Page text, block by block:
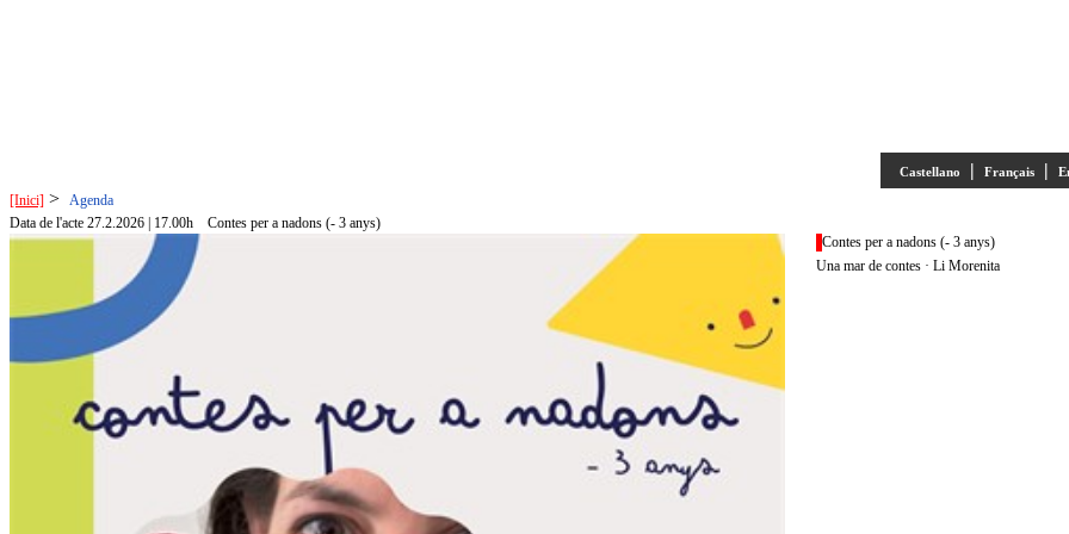
Castellano | Français |
[Inici] > Agenda
Data de l'acte 27.2.2026 | 17.00h
Contes per a nadons (- 3 anys)
Contes per a nadons (- 3 anys)
Una mar de contes · Li Morenita